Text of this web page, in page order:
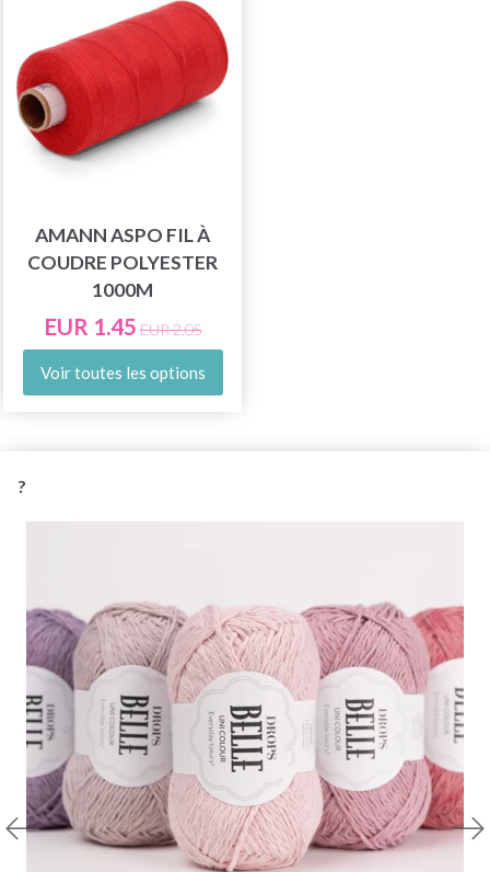
AMANN ASPO FIL À
COUDRE POLYESTER
1000M
EUR 1.45 EUR 2.05
Voir toutes les options
?